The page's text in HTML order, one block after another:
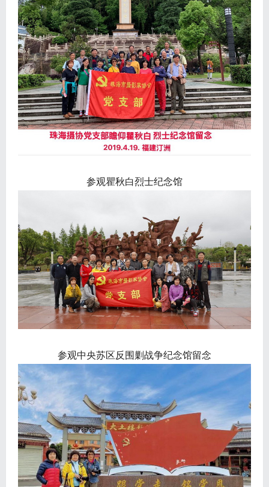
参观瞿秋白烈士纪念馆
参观中央苏区反围剿战争纪念馆留念